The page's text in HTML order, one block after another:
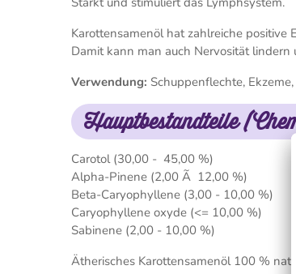
Karottensamenöl hat zahlreiche
Damit kann man auch Nervosität
Verwendung: Schuppenflechte,
Hauptbestandteile
Carotol (30,00 - 45,00 %)
Alpha-Pinene (2,00 Ã 12,00 %)
Beta-Caryophyllene (3,00 - 10,00 %)
Caryophyllene oxyde (<= 10,00 %)
Sabinene (2,00 - 10,00 %)
Ätherisches Karottensamenöl 100 %